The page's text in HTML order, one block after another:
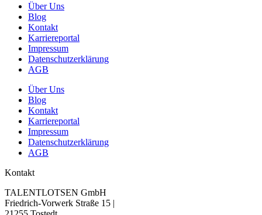
Über Uns
Blog
Kontakt
Karriereportal
Impressum
Datenschutzerklärung
AGB
Über Uns
Blog
Kontakt
Karriereportal
Impressum
Datenschutzerklärung
AGB
Kontakt
TALENTLOTSEN GmbH
Friedrich-Vorwerk Straße 15 |